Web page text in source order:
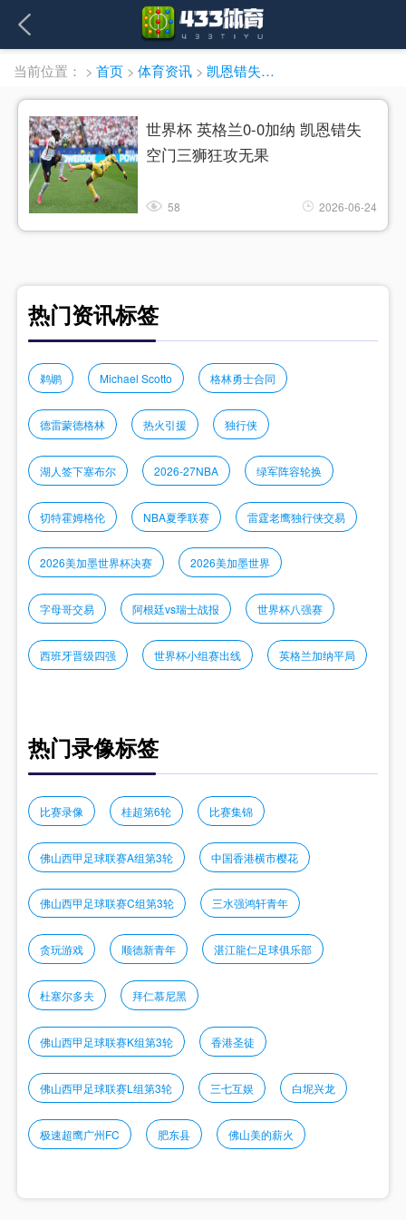
当前位置： > 首页 > 体育资讯 > 凯恩错失空门
世界杯 英格兰0-0加纳 凯恩错失
空门三狮狂攻无果
58 2026-06-24
热门资讯标签
鹈鹕 Michael Scotto 格林勇士合同
德雷蒙德格林 热火引援 独行侠
湖人签下塞布尔 2026-27NBA 绿军阵容轮换
切特霍姆格伦 NBA夏季联赛 雷霆老鹰独行侠交易
2026美加墨世界杯决赛 2026美加墨世界
字母哥交易 阿根廷vs瑞士战报 世界杯八强赛
西班牙晋级四强 世界杯小组赛出线 英格兰加纳平局
热门录像标签
比赛录像 桂超第6轮 比赛集锦
佛山西甲足球联赛A组第3轮 中国香港横市樱花
佛山西甲足球联赛C组第3轮 三水强鸿轩青年
贪玩游戏 顺德新青年 湛江龍仁足球俱乐部
杜塞尔多夫 拜仁慕尼黑
佛山西甲足球联赛K组第3轮 香港圣徒
佛山西甲足球联赛L组第3轮 三七互娱 白坭兴龙
极速超鹰广州FC 肥东县 佛山美的薪火